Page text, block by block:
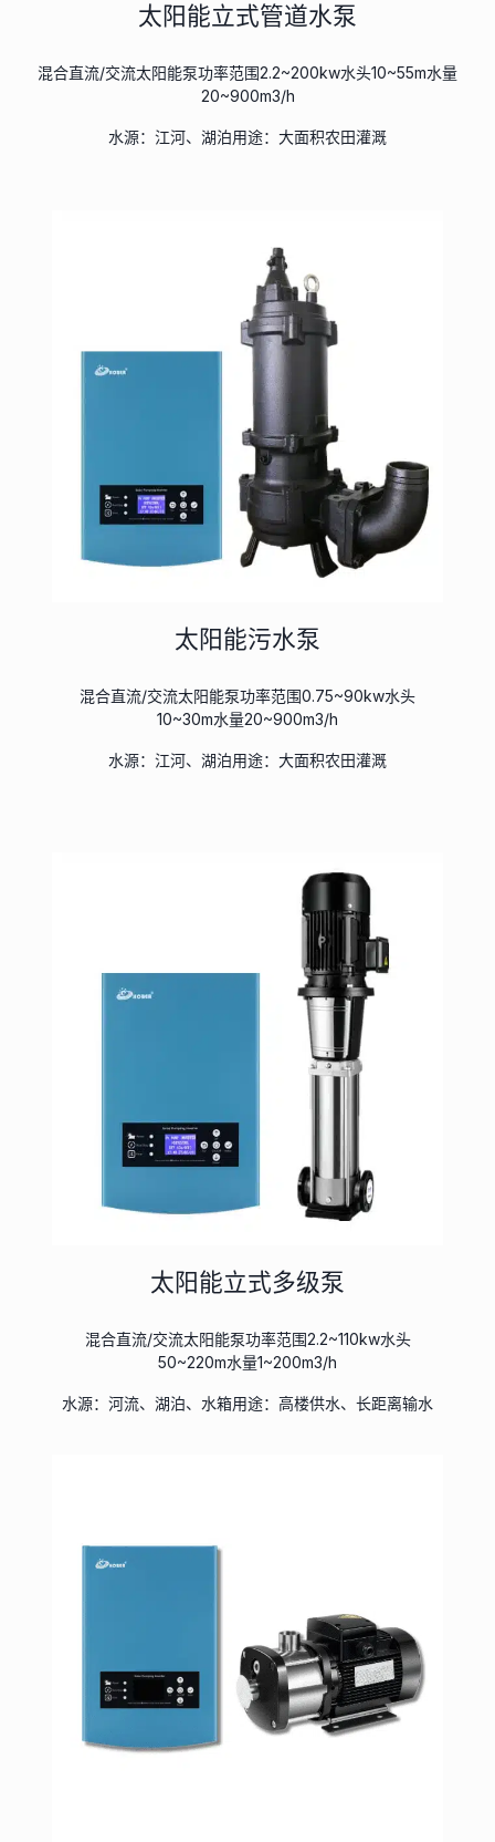
太阳能立式管道水泵
混合直流/交流太阳能泵功率范围2.2~200kw水头10~55m水量
20~900m3/h
水源：江河、湖泊用途：大面积农田灌溉
太阳能污水泵
混合直流/交流太阳能泵功率范围0.75~90kw水头
10~30m水量20~900m3/h
水源：江河、湖泊用途：大面积农田灌溉
太阳能立式多级泵
混合直流/交流太阳能泵功率范围2.2~110kw水头
50~220m水量1~200m3/h
水源：河流、湖泊、水箱用途：高楼供水、长距离输水